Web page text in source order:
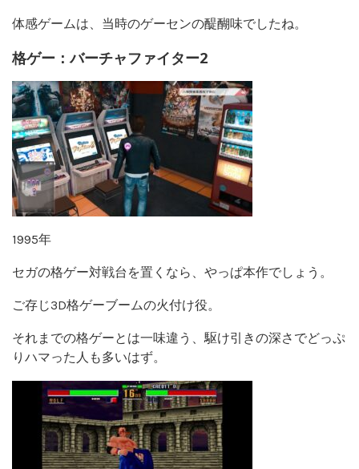
体感ゲームは、当時のゲーセンの醍醐味でしたね。
格ゲー：バーチャファイター2
1995年
セガの格ゲー対戦台を置くなら、やっぱ本作でしょう。
ご存じ3D格ゲーブームの火付け役。
それまでの格ゲーとは一味違う、駆け引きの深さでどっぷ
りハマった人も多いはず。